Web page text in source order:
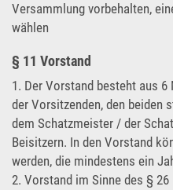
Versammlung vorbehalten,
wählen
§ 11 Vorstand
1. Der Vorstand besteht aus
der Vorsitzenden, den beiden
dem Schatzmeister / der
Beisitzern. In den Vorstand
werden, die mindestens ein
2. Vorstand im Sinne des §